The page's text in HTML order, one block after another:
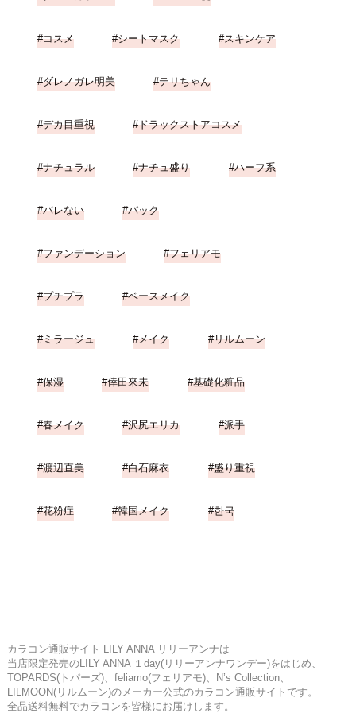
コスメ シートマスク スキンケア
ダレノガレ明美 テリちゃん
デカ目重視 ドラックストアコスメ
ナチュラル ナチュ盛り ハーフ系
バレない パック
ファンデーション フェリアモ
プチプラ ベースメイク
ミラージュ メイク リルムーン
保湿 倖田來未 基礎化粧品
春メイク 沢尻エリカ 派手
渡辺直美 白石麻衣 盛り重視
花粉症 韓国メイク 한국
カラコン通販サイト LILY ANNA リリーアンナは
当店限定発売のLILY ANNA １day(リリーアンナワンデー)をはじめ、
TOPARDS(トパーズ)、feliamo(フェリアモ)、N’s Collection、
LILMOON(リルムーン)のメーカー公式のカラコン通販サイトです。
全品送料無料でカラコンを皆様にお届けします。